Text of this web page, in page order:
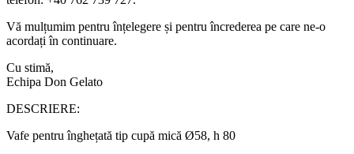
Vă mulțumim pentru înțelegere și pentru încrederea pe care ne-o
acordați în continuare.
Cu stimă,
Echipa Don Gelato
DESCRIERE:
Vafe pentru înghețată tip cupă mică Ø58, h 80